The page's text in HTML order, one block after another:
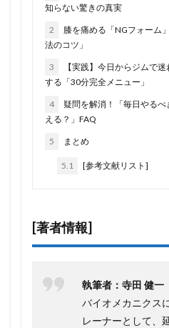
知らない驚きの真実
2
膝を痛める「NGフォーム
法のコツ」
3
【実践】今日からジムで
する「30分完全メニュー」
4
疑問を解消！「毎日やる
える？」FAQ
5 まとめ
5.1 [参考文献リスト]
[著者情報]
執筆者：寺田 健一
バイオメカニクス
レーナーとして、